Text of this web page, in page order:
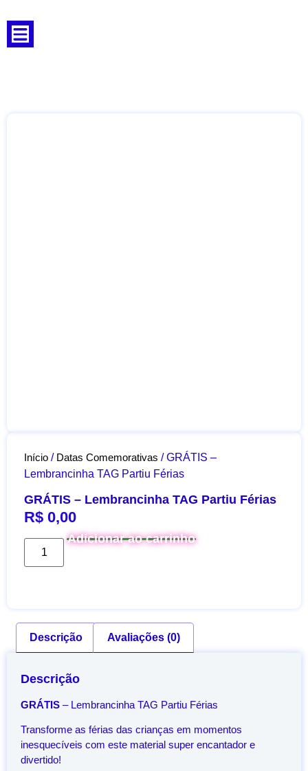
Início / Datas Comemorativas / GRÁTIS –
Lembrancinha TAG Partiu Férias
GRÁTIS – Lembrancinha TAG Partiu Férias
R$ 0,00
Adicionar ao carrinho
Descrição Avaliações (0)
Descrição
GRÁTIS – Lembrancinha TAG Partiu Férias
Transforme as férias das crianças em momentos
inesquecíveis com este material super encantador e
divertido!